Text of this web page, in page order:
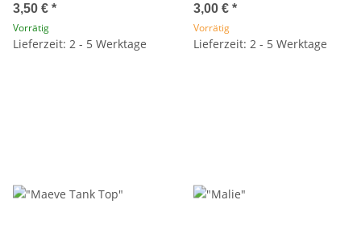
3,50 € *
Vorrätig
Lieferzeit: 2 - 5 Werktage
3,00 € *
Vorrätig
Lieferzeit: 2 - 5 Werktage